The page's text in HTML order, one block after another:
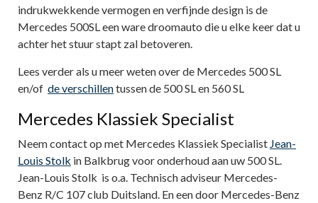
indrukwekkende vermogen en verfijnde design is de
Mercedes 500SL een ware droomauto die u elke keer dat u
achter het stuur stapt zal betoveren.
Lees verder als u meer weten over de Mercedes 500 SL
en/of de verschillentussen de 500 SL en 560 SL
Mercedes Klassiek Specialist
Neem contact op met Mercedes Klassiek Specialist Jean-
Louis Stolk in Balkbrug voor onderhoud aan uw 500 SL.
Jean-Louis Stolk is o.a. Technisch adviseur Mercedes-
Benz R/C 107 club Duitsland. En een door Mercedes-Benz